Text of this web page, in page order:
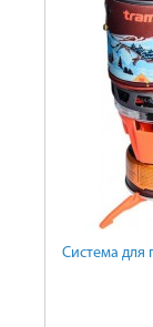
Система для